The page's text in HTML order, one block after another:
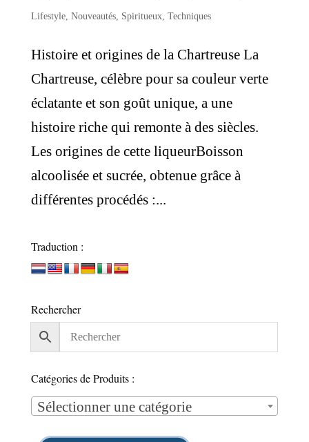
Lifestyle, Nouveautés, Spiritueux, Techniques
Histoire et origines de la Chartreuse La
Chartreuse, célèbre pour sa couleur verte
éclatante et son goût unique, a une
histoire riche qui remonte à des siècles.
Les origines de cette liqueurBoisson
alcoolisée et sucrée, obtenue grâce à
différentes procédés :...
Traduction :
Rechercher
Catégories de Produits :
Sélectionner une catégorie